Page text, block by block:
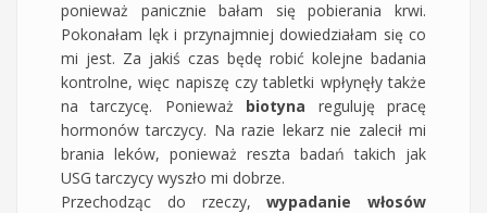
ponieważ panicznie bałam się pobierania krwi.
Pokonałam lęk i przynajmniej dowiedziałam się co
mi jest. Za jakiś czas będę robić kolejne badania
kontrolne, więc napiszę czy tabletki wpłynęły także
na tarczycę. Ponieważ biotyna reguluję pracę
hormonów tarczycy. Na razie lekarz nie zalecił mi
brania leków, ponieważ reszta badań takich jak
USG tarczycy wyszło mi dobrze.
Przechodząc do rzeczy,wypadanie włosów